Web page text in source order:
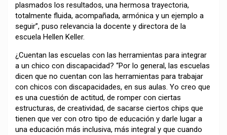
plasmados los resultados, una hermosa trayectoria,
totalmente fluida, acompañada, armónica y un ejemplo a
seguir”, puso relevancia la docente y directora de la
escuela Hellen Keller.
¿Cuentan las escuelas con las herramientas para integrar
a un chico con discapacidad? “Por lo general, las escuelas
dicen que no cuentan con las herramientas para trabajar
con chicos con discapacidades, en sus aulas. Yo creo que
es una cuestión de actitud, de romper con ciertas
estructuras, de creatividad, de sacarse ciertos chips que
tienen que ver con otro tipo de educación y darle lugar a
una educación más inclusiva, más integral y que cuando